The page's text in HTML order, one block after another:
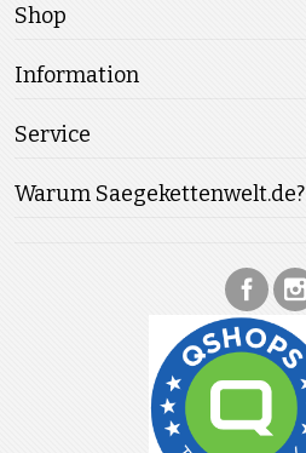
Shop
Information
Service
Warum Saegekettenwelt.de?